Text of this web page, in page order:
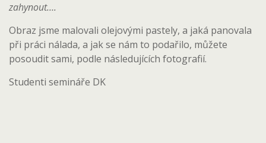
zahynout….
Obraz jsme malovali olejovými pastely, a jaká panovala
při práci nálada, a jak se nám to podařilo, můžete
posoudit sami, podle následujících fotografií.
Studenti semináře DK